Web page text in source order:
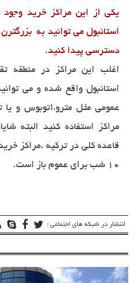
یکی از این مراکز خرید
استانبول می توانید به
دسترسی پیدا کنید.
اغلب این مراکز در منطقه
استانبول واقع شده و می
عمومی مثل مترو،اتوبوس و
مراکز استفاده کنید البته
10 شب برای عموم باز است.
انتشار در شبکه های اجتماعی :